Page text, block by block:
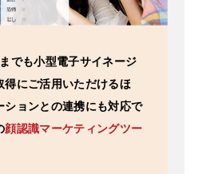
でも小型電子サイネージ
得にご活用いただけるほ
ションとの連携にも対応で
顔認識マーケティングツー